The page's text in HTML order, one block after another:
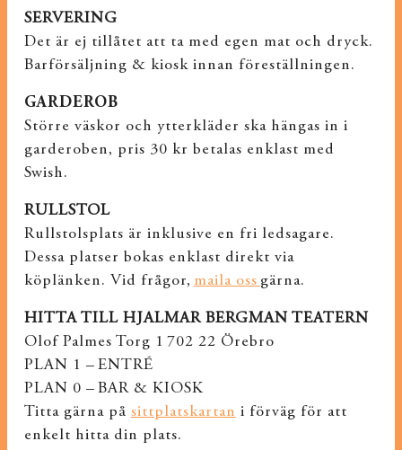
SERVERING
Det är ej tillåtet att ta med egen mat och dryck.
Barförsäljning & kiosk innan föreställningen.
GARDEROB
Större väskor och ytterkläder ska hängas in i
garderoben, pris 30 kr betalas enklast med
Swish.
RULLSTOL
Rullstolsplats är inklusive en fri ledsagare.
Dessa platser bokas enklast direkt via
köplänken. Vid frågor, maila oss gärna.
HITTA TILL HJALMAR BERGMAN TEATERN
Olof Palmes Torg 1 702 22 Örebro
PLAN 1 – ENTRÉ
PLAN 0 – BAR & KIOSK
Titta gärna på sittplatskartan i förväg för att
enkelt hitta din plats.